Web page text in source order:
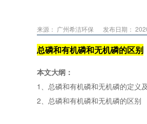
来源： 广州希洁环保 发布日期：
总磷和有机磷和无机磷的区别
本文大纲：
1、总磷和有机磷和无机磷的定义
2、总磷和有机磷和无机磷的区别